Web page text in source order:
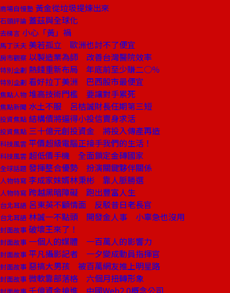
商場自慢塾 黃金從垃圾提煉出來
石頭評論 蓋茲與全球化
去梯言 小心「黃」禍
馬丁沃夫 美若孤立 歐洲也討不了便宜
房市觀察 以製造業為師 改善台灣醫院效率
特別企劃 熱錢重新布局 年底前至少賺二○％
特別企劃 看好拉丁美洲 巴西股市最便宜
焦點人物 堆高技術門檻 要讓對手累死
焦點新聞 水土不服 呂桔誠財長任期第三短
投資焦點 結構債將逼得小投信賣身求活
投資焦點 三十億元創投資金 將投入傳產再造
科技風雲 平價超級電腦正接手我們的生活！
科技風雲 超低價手機 全面鎖定金磚國家
全球話題 發揮整合優勢 扮演關鍵夥伴關係
人物特寫 李成家妹婿林秉彬 靠人脈勝選
人物特寫 跨越黑暗障礙 跑出豐富人生
台北耳語 呂東英不顧情面 反駁昔日老長官
台北耳語 林誠一不點頭 開發金人事 小辜急也沒用
封面故事 破壞王來了！
封面故事 一個人的媒體 一百萬人的影響力
封面故事 平凡攝影記者 一夕變成動員指揮官
封面故事 惡搞大男孩 被百萬網友推上明星路
封面故事 微軟靠部落格 六個月扭轉形象
千億資金搶進 中國Web2.0概念公司